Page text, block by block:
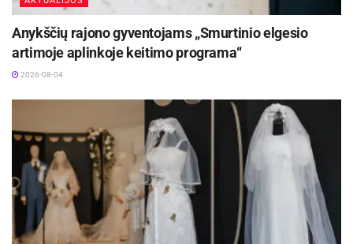
Anykščių rajono gyventojams „Smurtinio elgesio
artimoje aplinkoje keitimo programa“
2026-08-04